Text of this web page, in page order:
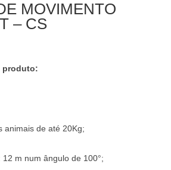
MOVIMENTO
– CS
produto:
animais de até 20Kg;
m num ângulo de 100°;